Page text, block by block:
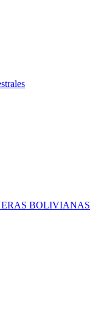
BOLIVIANAS